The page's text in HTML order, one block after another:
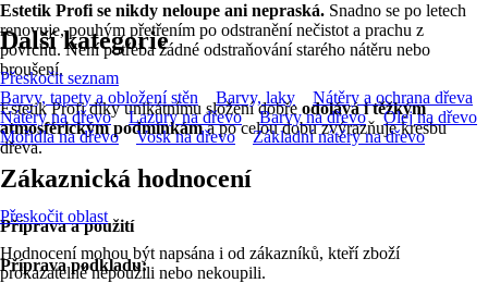
Estetik Profi se nikdy neloupe ani nepraská. Snadno se po letech
renovuje, pouhým přetřením po odstranění nečistot a prachu z
povrchu. Není potřeba žádné odstraňování starého nátěru nebo
broušení.
Estetik Profi díky unikátnímu složení dobře odolává i těžkým
atmosférickým podmínkáma po celou dobu zvýrazňuje kresbu
dřeva.
Příprava a použití
Příprava podkladu:
Další kategorie
Přeskočit seznam
Barvy, tapety a obložení stěn
Barvy, laky
Nátěry a ochrana dřeva
Nátěry na dřevo
Lazury na dřevo Barvy na dřevo
Olej na dřevo
Mořidla na dřevo
Vosk na dřevo Základní nátěry na dřevo
Zákaznická hodnocení
Přeskočit oblast
Hodnocení mohou být napsána i od zákazníků, kteří zboží
prokazatelně nepoužili nebo nekoupili.